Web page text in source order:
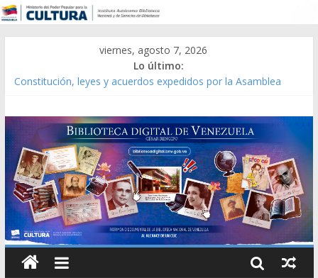
viernes, agosto 7, 2026
Lo último:
Constitución, leyes y acuerdos expedidos por la Asamblea
Modesta Bor Sánchez [material gráfico]
Gaceta Oficial de la República de Venezuela año CXXXIII Mes V,
Caracas 09 de marzo de 2006 N° 38.394
Catálogo temático de obras de Modesta Bor